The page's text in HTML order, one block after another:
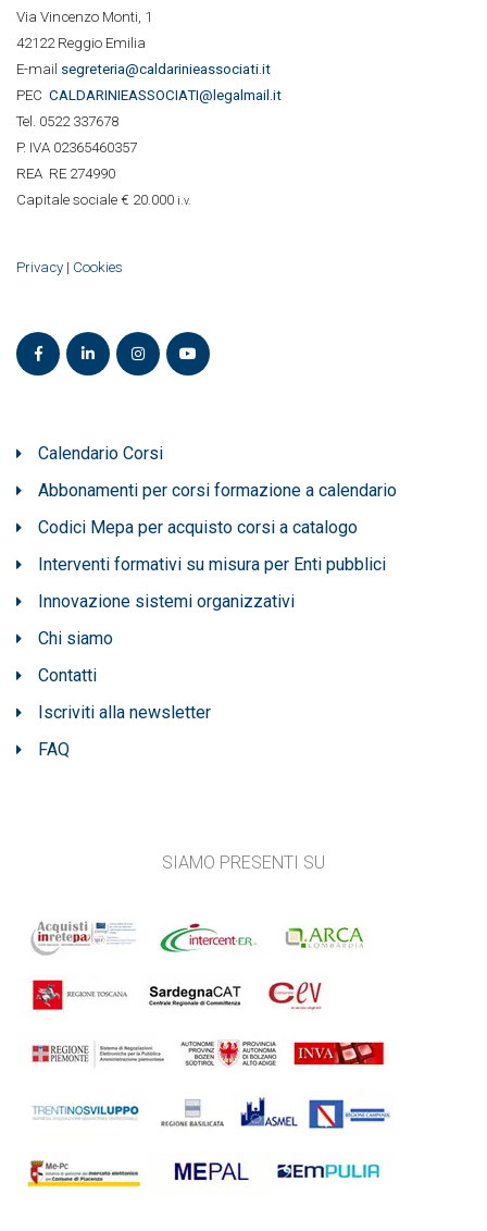
Via Vincenzo Monti, 1
42122 Reggio Emilia
E-mail segreteria@caldarinieassociati.it
PEC CALDARINIEASSOCIATI@legalmail.it
Tel. 0522 337678
P. IVA 02365460357
REA RE 274990
Capitale sociale € 20.000 i.v.
Privacy | Cookies
Calendario Corsi
Abbonamenti per corsi formazione a calendario
Codici Mepa per acquisto corsi a catalogo
Interventi formativi su misura per Enti pubblici
Innovazione sistemi organizzativi
Chi siamo
Contatti
Iscriviti alla newsletter
FAQ
SIAMO PRESENTI SU